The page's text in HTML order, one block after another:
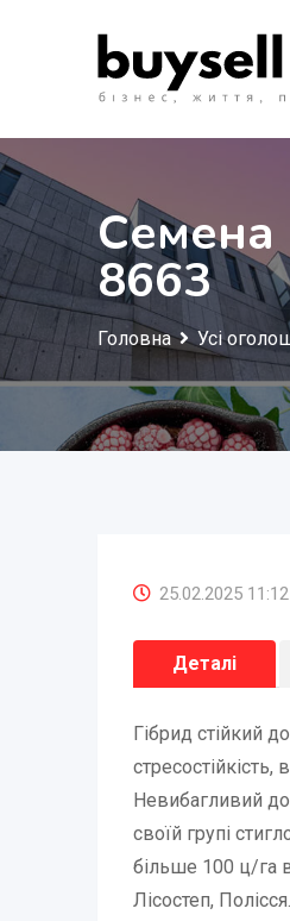
8663
Головна Усі
25.02.2025 11:12
Деталі
Гібрид стійкий
Невибагливий
своїй групі
більше 100 ц/га
Лісостеп,